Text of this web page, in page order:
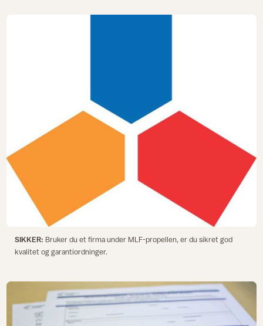
SIKKER: Bruker du et firma under MLF-propellen, er du sikret god
kvalitet og garantiordninger.